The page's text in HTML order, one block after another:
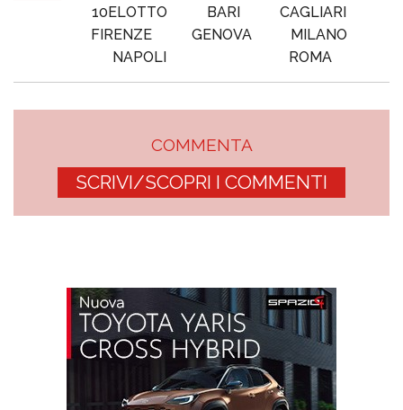
10ELOTTO
BARI
CAGLIARI
FIRENZE
GENOVA
MILANO
NAPOLI
ROMA
COMMENTA
SCRIVI/SCOPRI I COMMENTI